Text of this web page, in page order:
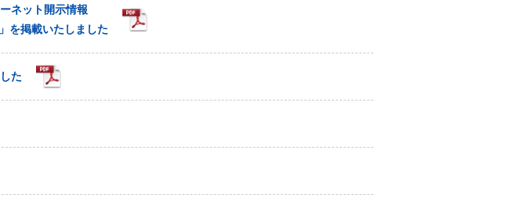
ネット開示情報
を掲載いたしました
た